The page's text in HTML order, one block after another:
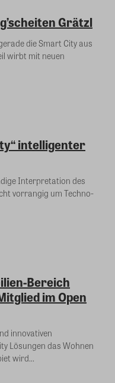
Grätzl
die Smart City aus
wirbt mit neuen
intelligenter
Interpretation des
vorrangig um Techno-
Bereich
im Open
innovativen
Lösungen das Wohnen
wird...